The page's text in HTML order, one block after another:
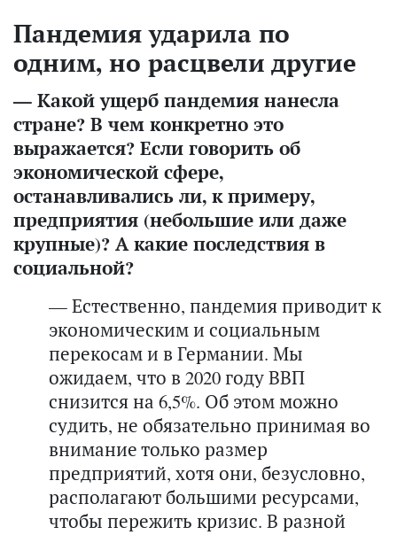
Пандемия ударила по
одним, но расцвели другие
— Какой ущерб пандемия нанесла
стране? В чем конкретно это
выражается? Если говорить об
экономической сфере,
останавливались ли, кпримеру,
предприятия (небольшие или даже
крупные)? А какие последствия в
социальной?
— Естественно, пандемия приводит к
экономическим и социальным
перекосам и в Германии. Мы
ожидаем, что в 2020 году ВВП
снизится на 6,5%. Об этом можно
судить, не обязательно принимая во
внимание только размер
предприятий, хотя они, безусловно,
располагают большими ресурсами,
чтобы пережить кризис. В разной